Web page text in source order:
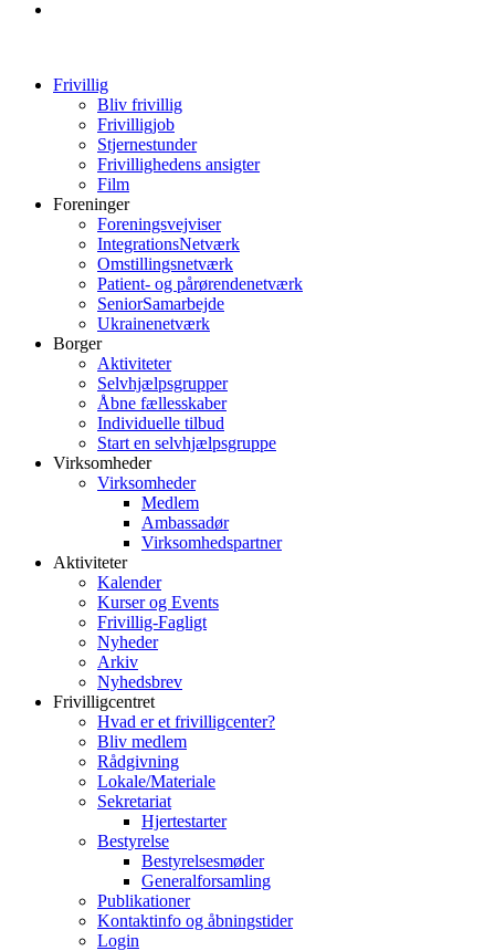
Frivillig
Bliv frivillig
Frivilligjob
Stjernestunder
Frivillighedens ansigter
Film
Foreninger
Foreningsvejviser
IntegrationsNetværk
Omstillingsnetværk
Patient- og pårørendenetværk
SeniorSamarbejde
Ukrainenetværk
Borger
Aktiviteter
Selvhjælpsgrupper
Åbne fællesskaber
Individuelle tilbud
Start en selvhjælpsgruppe
Virksomheder
Virksomheder
Medlem
Ambassadør
Virksomhedspartner
Aktiviteter
Kalender
Kurser og Events
Frivillig-Fagligt
Nyheder
Arkiv
Nyhedsbrev
Frivilligcentret
Hvad er et frivilligcenter?
Bliv medlem
Rådgivning
Lokale/Materiale
Sekretariat
Hjertestarter
Bestyrelse
Bestyrelsesmøder
Generalforsamling
Publikationer
Kontaktinfo og åbningstider
Login